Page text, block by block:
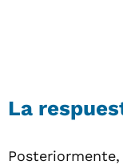
La
Posteriormente,